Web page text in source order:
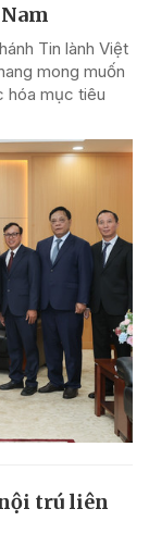
Tin lành Việt
mong muốn
hóa mục tiêu
trú liên